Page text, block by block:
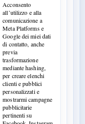
Acconsento
all’utilizzo e alla
comunicazione a
Meta Platforms e
Google dei miei dati
di contatto, anche
previa
trasformazione
mediante hashing,
per creare elenchi
clienti e pubblici
personalizzati e
mostrarmi campagne
pubblicitarie
pertinenti su